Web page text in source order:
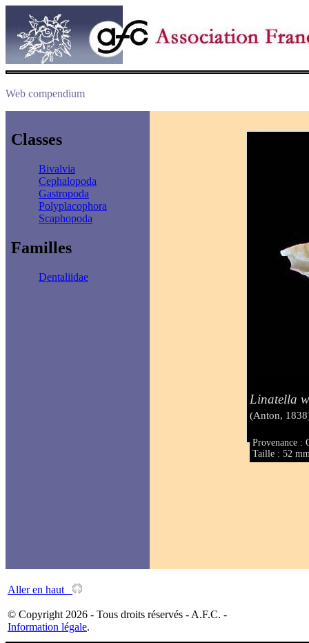
Web compendium
Classes
Bivalvia
Cephalopoda
Gastropoda
Polyplacophora
Scaphopoda
Familles
Dentaliidae
Linatella
(Anton,
Provenance :
Taille : 52
Aller en haut
© Copyright 2026 - Tous droits réservés - A.F.C. -
Information légale.